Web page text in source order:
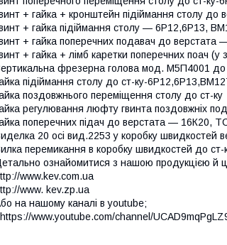
+ гайка + кронштейн підіймання столу
+ гайка підіймання столу — 6Р12,6Р13,
+ гайка поперечних подавач до
+ гайка + лімб каретки поперечних поач
фрезерна голова мод. М5П4001 до
підіймання столу до ст-ку-
поздовжнього переміщення столу до ст-
регулювання люфту гвинта поздовжніх
поперечних підач до верстата — 16К20,
20 осі вид.2253 у коробку швидкостей
перемикання в коробку швидкостей до ст-
ознайомитися з нашою продукцією й
www.kev.com.ua
www. kev.zp.ua
на нашому каналі в youtube;
https://www.youtube.com/channel/